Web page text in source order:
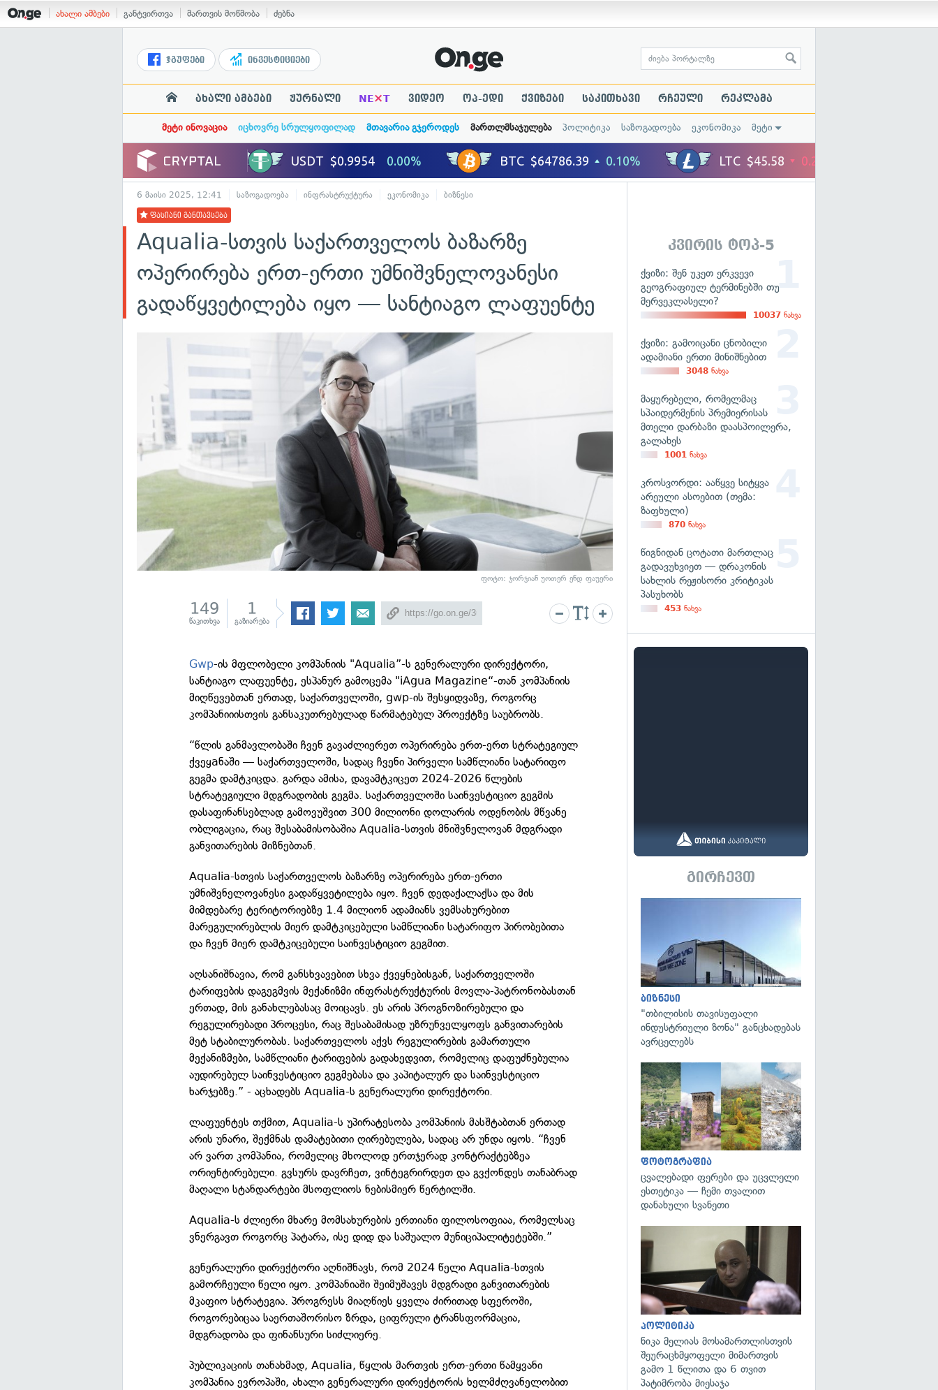
ახალი ამბები განტვირთვა მართვის მოწმობა ძებნა
ჯგუფები ინვესტიციები
ახალი ამბები ჟურნალი NE×T ვიდეო ოპ-ედი ქვიზები საკითხავი რჩეული რეკლამა
მეტი ინოვაცია იცხოვრე სრულყოფილად მთავარია გჯეროდეს მართლმსაჯულება პოლიტიკა საზოგადოება ეკონომიკა მეტი
6 მაისი 2025, 12:41 საზოგადოება ინფრასტრუქტურა ეკონომიკა ბიზნესი
ფასიანი განთავსება
Aqualia-სთვის საქართველოს ბაზარზე
ოპერირება ერთ-ერთი უმნიშვნელოვანესი
გადაწყვეტილება იყო — სანტიაგო ლაფუენტე
ფოტო: ჯორჯიან უოთერ ენდ ფაუერი
149
წაკითხვა
1
გაზიარება
Gwp-ის მფლობელი კომპანიის "Aqualia”-ს გენერალური დირექტორი,
სანტიაგო ლაფუენტე, ესპანურ გამოცემა "iAgua Magazine“-თან კომპანიის
მიღწევებთან ერთად, საქართველოში, gwp-ის შესყიდვაზე, როგორც
კომპანიიისთვის განსაკუთრებულად წარმატებულ პროექტზე საუბრობს.
“წლის განმავლობაში ჩვენ გავაძლიერეთ ოპერირება ერთ-ერთ სტრატეგიულ
ქვეყaნაში — საქართველოში, სადაც ჩვენი პირველი სამწლიანი სატარიფო
გეგმა დამტკიცდა. გარდა ამისა, დავამტკიცეთ 2024-2026 წლების
სტრატეგიული მდგრადობის გეგმა. საქართველოში საინვესტიციო გეგმის
დასაფინანსებლად გამოვუშვით 300 მილიონი დოლარის ოდენობის მწვანე
ობლიგაცია, რაც შესაბამისობაშია Aqualia-სთვის მნიშვნელოვან მდგრადი
განვითარების მიზნებთან.
Aqualia-სთვის საქართველოს ბაზარზე ოპერირება ერთ-ერთი
უმნიშვნელოვანესი გადაწყვეტილება იყო. ჩვენ დედაქალაქსა და მის
მიმდებარე ტერიტორიებზე 1.4 მილიონ ადამიანს ვემსახურებით
მარეგულირებლის მიერ დამტკიცებული სამწლიანი სატარიფო პირობებითა
და ჩვენ მიერ დამტკიცებული საინვესტიციო გეგმით.
აღსანიშნავია, რომ განსხვავებით სხვა ქვეყნებისგან, საქართველოში
ტარიფების დაგეგმვის მექანიზმი ინფრასტრუქტურის მოვლა-პატრონობასთან
ერთად, მის განახლებასაც მოიცავს. ეს არის პროგნოზირებული და
რეგულირებადი პროცესი, რაც შესაბამისად უზრუნველყოფს განვითარების
მეტ სტაბილურობას. საქართველოს აქვს რეგულირების გამართული
მექანიზმები, სამწლიანი ტარიფების გადახედვით, რომელიც დაფუძნებულია
აუდირებულ საინვესტიციო გეგმებასა და კაპიტალურ და საინვესტიციო
ხარჯებზე.” - აცხადებს Aqualia-ს გენერალური დირექტორი.
ლაფუენტეს თქმით, Aqualia-ს უპირატესობა კომპანიის მასშტაბთან ერთად
არის უნარი, შექმნას დამატებითი ღირებულება, სადაც არ უნდა იყოს. “ჩვენ
არ ვართ კომპანია, რომელიც მხოლოდ ერთჯერად კონტრაქტებზეა
ორიენტირებული. გვსურს დავრჩეთ, ვინტეგრირდეთ და გვქონდეს თანაბრად
მაღალი სტანდარტები მსოფლიოს ნებისმიერ წერტილში.
Aqualia-ს ძლიერი მხარე მომსახურების ერთიანი ფილოსოფიაა, რომელსაც
ვნერგავთ როგორც პატარა, ისე დიდ და საშუალო მუნიციპალიტეტებში.”
გენერალური დირექტორი აღნიშნავს, რომ 2024 წელი Aqualia-სთვის
გამორჩეული წელი იყო. კომპანიაში შეიმუშავეს მდგრადი განვითარების
მკაფიო სტრატეგია. პროგრესს მიაღწიეს ყველა ძირითად სფეროში,
როგორებიცაა საერთაშორისო ზრდა, ციფრული ტრანსფორმაცია,
მდგრადობა და ფინანსური სიძლიერე.
პუბლიკაციის თანახმად, Aqualia, წყლის მართვის ერთ-ერთი წამყვანი
კომპანია ევროპაში, ახალი გენერალური დირექტორის ხელმძღვანელობით
კვირის ტოპ-5
ქვიზი: შენ უკეთ ერკვევი
გეოგრაფიულ ტერმინებში თუ
მერვეკლასელი?
10037 ნახვა
ქვიზი: გამოიცანი ცნობილი
ადამიანი ერთი მინიშნებით
3048 ნახვა
მაყურებელი, რომელმაც
სპაიდერმენის პრემიერისას
მთელი დარბაზი დაასპოილერა,
გალახეს
1001 ნახვა
კროსვორდი: ააწყვე სიტყვა
არეული ასოებით (თემა:
ზაფხული)
870 ნახვა
წიგნიდან ცოტათი მართლაც
გადავუხვიეთ — დრაკონის
სახლის რეჟისორი კრიტიკას
პასუხობს
453 ნახვა
გირჩევთ
ბიზნესი
"თბილისის თავისუფალი
ინდუსტრიული ზონა" განცხადებას
ავრცელებს
ფოტოგრაფია
ცვალებადი ფერები და უცვლელი
ესთეტიკა — ჩემი თვალით
დანახული სვანეთი
პოლიტიკა
ნიკა მელიას მოსამართლისთვის
შეურაცხმყოფელი მიმართვის
გამო 1 წლითა და 6 თვით
პატიმრობა მიესაჯა